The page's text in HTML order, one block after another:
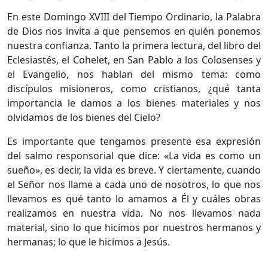
En este Domingo XVIII del Tiempo Ordinario, la Palabra
de Dios nos invita a que pensemos en quién ponemos
nuestra confianza. Tanto la primera lectura, del libro del
Eclesiastés, el Cohelet, en San Pablo a los Colosenses y
el Evangelio, nos hablan del mismo tema: como
discípulos misioneros, como cristianos, ¿qué tanta
importancia le damos a los bienes materiales y nos
olvidamos de los bienes del Cielo?
Es importante que tengamos presente esa expresión
del salmo responsorial que dice: «La vida es como un
sueño», es decir, la vida es breve. Y ciertamente, cuando
el Señor nos llame a cada uno de nosotros, lo que nos
llevamos es qué tanto lo amamos a Él y cuáles obras
realizamos en nuestra vida. No nos llevamos nada
material, sino lo que hicimos por nuestros hermanos y
hermanas; lo que le hicimos a Jesús.